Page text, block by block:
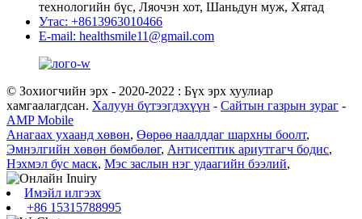
технологийн бүс, Ляочэн хот, Шаньдун муж, Хятад
Утас: +8613963010466
E-mail: healthsmile11@gmail.com
© Зохиогчийн эрх - 2020-2022 : Бүх эрх хуулиар
хамгаалагдсан. Халуун бүтээгдэхүүн - Сайтын газрын зураг -
AMP Mobile
Анагаах ухаанд хөвөн, Өөрөө наалддаг шархны боолт,
Эмнэлгийн хөвөн бөмбөлөг, Антисептик ариутгагч бодис,
Нэхмэл бус маск, Мэс заслын нэг удаагийн бээлий,
Имэйл илгээх
+86 15315788995